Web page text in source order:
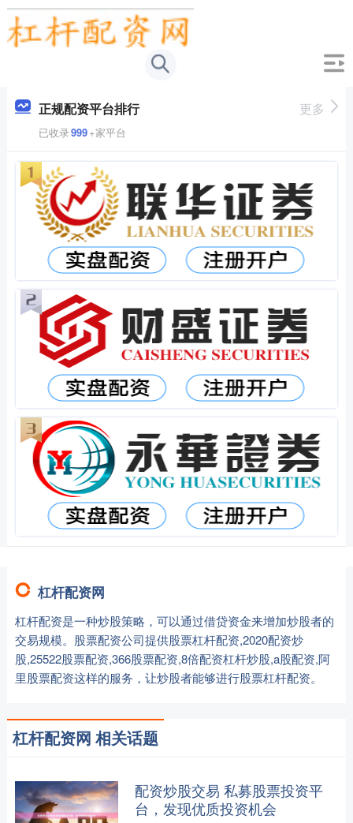
正规配资平台排行
已收录999+家平台
更多
杠杆配资网
杠杆配资是一种炒股策略，可以通过借贷资金来增加炒股者的
交易规模。股票配资公司提供股票杠杆配资,2020配资炒
股,25522股票配资,366股票配资,8倍配资杠杆炒股,a股配资,阿
里股票配资这样的服务，让炒股者能够进行股票杠杆配资。
杠杆配资网 相关话题
配资炒股交易 私募股票投资平
台，发现优质投资机会